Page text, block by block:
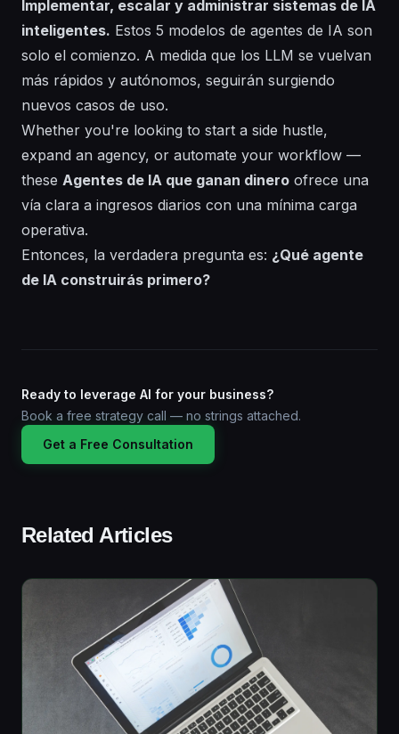
Implementar, escalar y administrar sistemas de IA
inteligentes. Estos 5 modelos de agentes de IA son
solo el comienzo. A medida que los LLM se vuelvan
más rápidos y autónomos, seguirán surgiendo
nuevos casos de uso.
Whether you're looking to start a side hustle,
expand an agency, or automate your workflow —
these Agentes de IA que ganan dinero ofrece una
vía clara a ingresos diarios con una mínima carga
operativa.
Entonces, la verdadera pregunta es: ¿Qué agente
de IA construirás primero?
Ready to leverage AI for your business?
Book a free strategy call — no strings attached.
Get a Free Consultation
Related Articles